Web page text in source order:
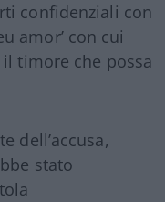
confidenziali con
amor’ con cui
timore che possa
dell’accusa,
stato